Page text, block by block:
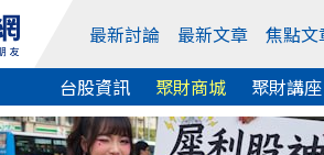
最新討論 最新文章 焦點文
台股資訊
聚財商城 聚財講座